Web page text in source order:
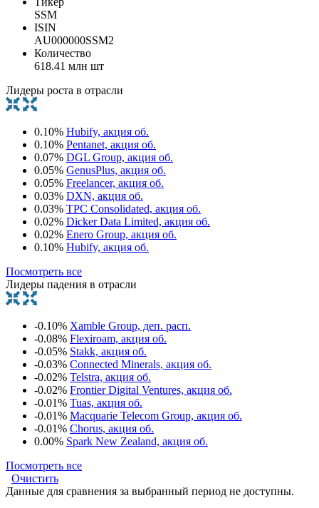
SSM
ISIN
AU000000SSM2
Количество
618.41 млн шт
Лидеры роста в отрасли
0.10% Hubify, акция об.
0.10% Pentanet, акция об.
0.07% DGL Group, акция об.
0.05% GenusPlus, акция об.
0.05% Freelancer, акция об.
0.03% DXN, акция об.
0.03% TPC Consolidated, акция об.
0.02% Dicker Data Limited, акция об.
0.02% Enero Group, акция об.
0.10% Hubify, акция об.
Посмотреть все
Лидеры падения в отрасли
-0.10% Xamble Group, деп. расп.
-0.08% Flexiroam, акция об.
-0.05% Stakk, акция об.
-0.03% Connected Minerals, акция об.
-0.02% Telstra, акция об.
-0.02% Frontier Digital Ventures, акция об.
-0.01% Tuas, акция об.
-0.01% Macquarie Telecom Group, акция об.
-0.01% Chorus, акция об.
0.00% Spark New Zealand, акция об.
Посмотреть все
Очистить
Данные для сравнения за выбранный период не доступны.